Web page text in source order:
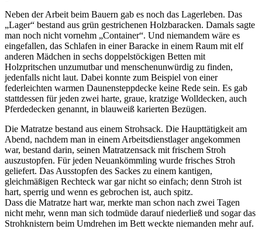
Neben der Arbeit beim Bauern gab es noch das Lagerleben. Das
Lager
bestand aus grün gestrichenen Holzbaracken. Damals sagte
man noch nicht vornehm
Container . Und niemandem wäre es
eingefallen, das Schlafen in einer Baracke in einem Raum mit elf
anderen Mädchen in sechs doppelstöckigen Betten mit
Holzpritschen unzumutbar und menschenunwürdig zu finden,
jedenfalls nicht laut. Dabei konnte zum Beispiel von einer
federleichten warmen Daunensteppdecke keine Rede sein. Es gab
stattdessen für jeden zwei harte, graue, kratzige Wolldecken, auch
Pferdedecken genannt, in blauweiß karierten Bezügen.
Die Matratze bestand aus einem Strohsack. Die Haupttätigkeit am
Abend, nachdem man in einem Arbeitsdienstlager angekommen
war, bestand darin, seinen Matratzensack mit frischem Stroh
auszustopfen. Für jeden Neuankömmling wurde frisches Stroh
geliefert. Das Ausstopfen des Sackes zu einem kantigen,
gleichmäßigen Rechteck war gar nicht so einfach; denn Stroh ist
hart, sperrig und wenn es gebrochen ist, auch spitz.
Dass die Matratze hart war, merkte man schon nach zwei Tagen
nicht mehr, wenn man sich todmüde darauf niederließ und sogar das
Strohknistern beim Umdrehen im Bett weckte niemanden mehr auf.